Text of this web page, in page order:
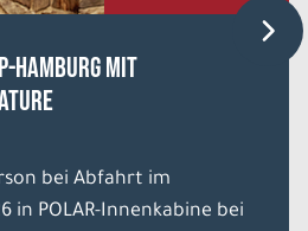
Hamburg mit
bei Abfahrt im
in POLAR-Innenkabine bei